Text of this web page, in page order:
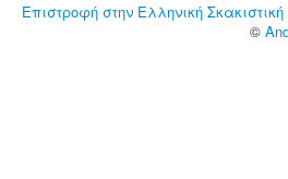
Επιστροφή στην Ελληνική
©